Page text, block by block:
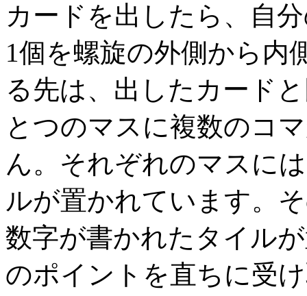
カードを出したら、自
1個を螺旋の外側から内
る先は、出したカード
とつのマスに複数のコ
ん。それぞれのマスに
ルが置かれています。
数字が書かれたタイル
のポイントを直ちに受